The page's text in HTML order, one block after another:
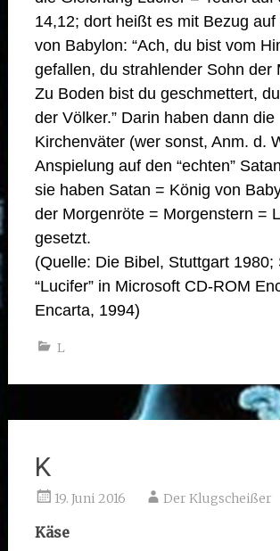
14,12; dort heißt es mit Bezug auf
von Babylon: “Ach, du bist vom
gefallen, du strahlender Sohn der
Zu Boden bist du geschmettert,
der Völker.” Darin haben dann die
Kirchenväter (wer sonst, Anm. d.
Anspielung auf den “echten”
sie haben Satan = König von
der Morgenröte = Morgenstern =
gesetzt.
(Quelle: Die Bibel, Stuttgart 1980;
“Lucifer” in Microsoft CD-ROM
Encarta, 1994)
L
K
19. Juni 2016 Der Klugscheißer
Käse